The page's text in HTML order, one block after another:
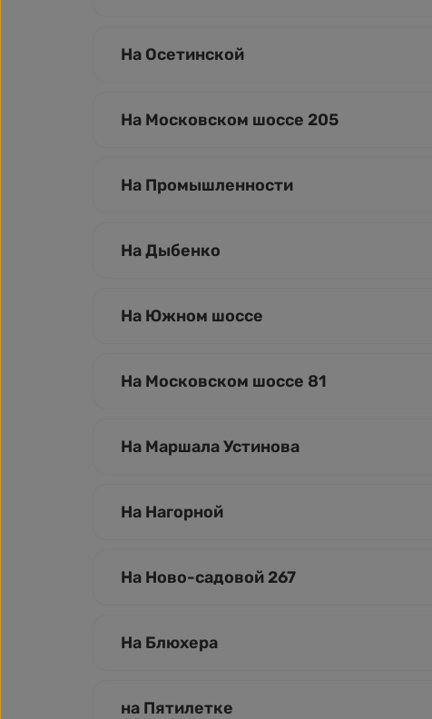
На Осетинской
На Московском шоссе 205
На Промышленности
На Дыбенко
На Южном шоссе
На Московском шоссе 81
На Маршала Устинова
На Нагорной
На Ново-садовой 267
На Блюхера
на Пятилетке